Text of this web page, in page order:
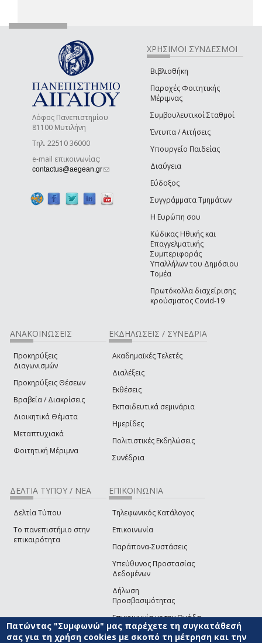
Λόφος Πανεπιστημίου
81100 Μυτιλήνη
Τηλ. 22510 36000
e-mail επικοινωνίας:
contactus@aegean.gr(link sends e-mail)
ΧΡΗΣΙΜΟΙ ΣΥΝΔΕΣΜΟΙ
Βιβλιοθήκη
Παροχές Φοιτητικής
Μέριμνας
Συμβουλευτικοί Σταθμοί
Έντυπα / Αιτήσεις
Υπουργείο Παιδείας
Διαύγεια
Εύδοξος
Συγγράμματα Τμημάτων
Η Ευρώπη σου
Κώδικας Ηθικής και
Επαγγελματικής
Συμπεριφοράς
Υπαλλήλων του Δημόσιου
Τομέα
Πρωτόκολλα διαχείρισης
κρούσματος Covid-19
ΑΝΑΚΟΙΝΩΣΕΙΣ
Προκηρύξεις
Διαγωνισμών
Προκηρύξεις Θέσεων
Βραβεία / Διακρίσεις
Διοικητικά Θέματα
Μεταπτυχιακά
Φοιτητική Μέριμνα
ΕΚΔΗΛΩΣΕΙΣ / ΣΥΝΕΔΡΙΑ
Ακαδημαϊκές Τελετές
Διαλέξεις
Εκθέσεις
Εκπαιδευτικά σεμινάρια
Ημερίδες
Πολιτιστικές Εκδηλώσεις
Συνέδρια
ΔΕΛΤΙΑ ΤΥΠΟΥ / ΝΕΑ
Δελτία Τύπου
Το πανεπιστήμιο στην
επικαιρότητα
ΕΠΙΚΟΙΝΩΝΙΑ
Τηλεφωνικός Κατάλογος
Επικοινωνία
Παράπονα-Συστάσεις
Υπεύθυνος Προστασίας
Δεδομένων
Δήλωση
Προσβασιμότητας
Επικοινωνία με την Ομάδα
Ανάπτυξης του site(link sends e-mail)
Πατώντας "Συμφωνώ" μας παρέχετε τη συγκατάθεσή
σας για τη χρήση cookies με σκοπό τη μέτρηση και την